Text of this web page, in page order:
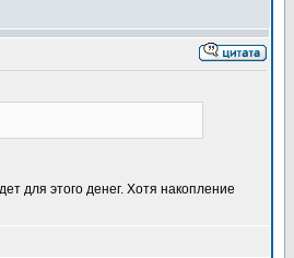
для этого денег. Хотя накопление